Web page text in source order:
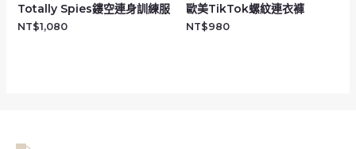
Totally Spies鏤空連身訓練服
NT$1,080
歐美TikTok螺紋連衣褲
NT$980